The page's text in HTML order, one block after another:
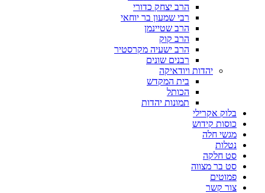
הרב יצחק כדורי
רבי שמעון בר יוחאי
הרב שטיינמן
הרב קוק
הרב ישעיה מקרסטיר
רבנים שונים
יהדות ויודאיקה
בית המקדש
הכותל
תמונות יהדות
בלוק אקרילי
כוסות קידוש
מגשי חלה
נטלות
סט חלקה
סט בר מצווה
פמוטים
צור קשר